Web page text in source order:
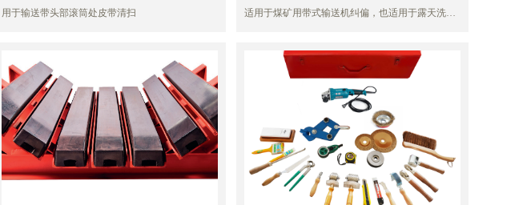
用于输送带头部滚筒处皮带清扫
适用于煤矿用带式输送机纠偏，也适用于露天洗煤